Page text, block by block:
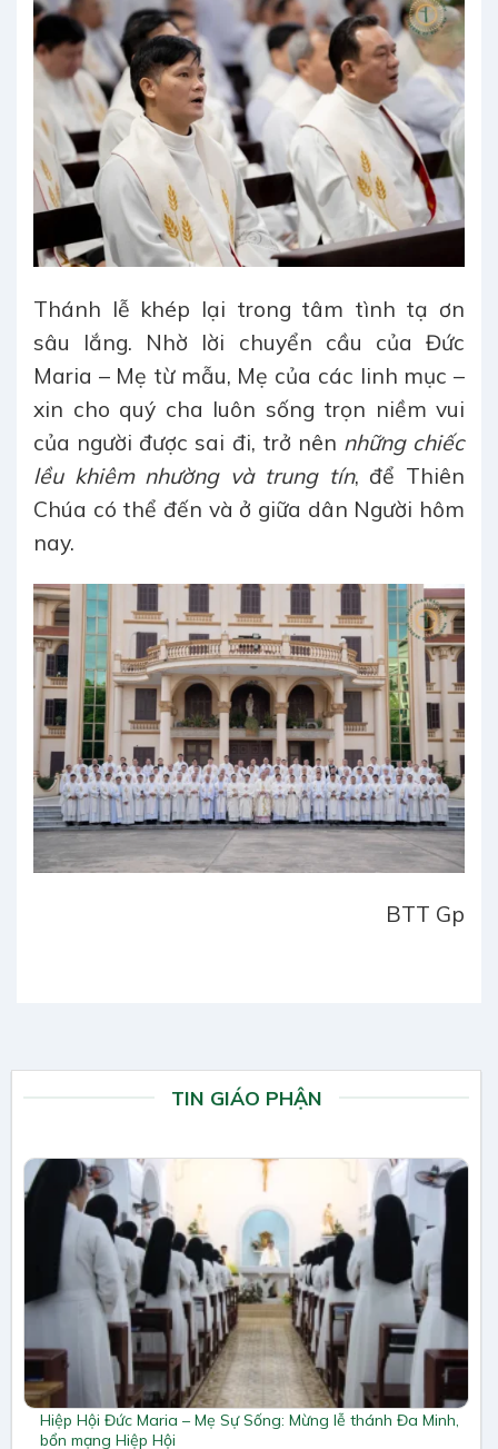
Thánh lễ khép lại trong tâm tình tạ ơn
sâu lắng. Nhờ lời chuyển cầu của Đức
Maria – Mẹ từ mẫu, Mẹ của các linh mục –
xin cho quý cha luôn sống trọn niềm vui
của người được sai đi, trở nên những chiếc
lều khiêm nhường và trung tín, để Thiên
Chúa có thể đến và ở giữa dân Người hôm
nay.
BTT Gp
TIN GIÁO PHẬN
Hiệp Hội Đức Maria – Mẹ Sự Sống: Mừng lễ thánh Đa Minh,
bổn mạng Hiệp Hội